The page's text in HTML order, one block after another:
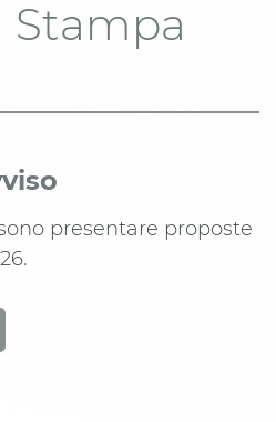
Stampa
presentare proposte